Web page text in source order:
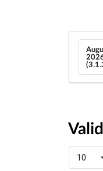
10